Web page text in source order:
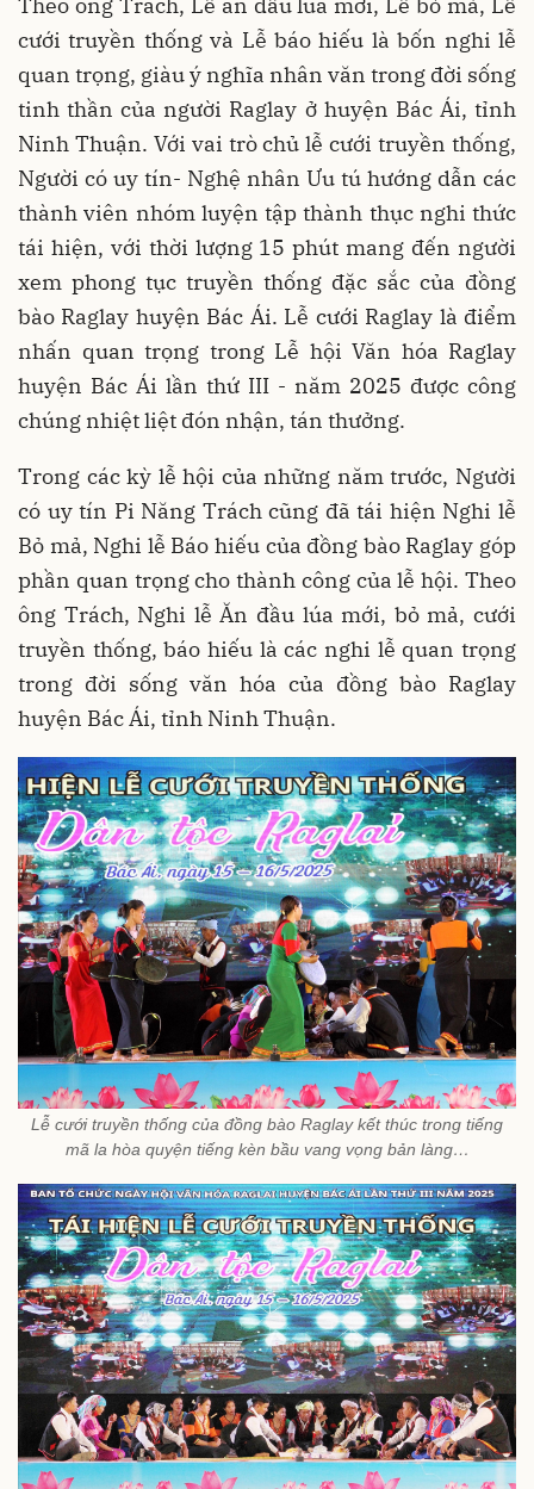
cưới truyền thống và Lễ báo hiếu là bốn nghi lễ
quan trọng, giàu ý nghĩa nhân văn trong đời sống
tinh thần của người Raglay ở huyện Bác Ái, tỉnh
Ninh Thuận. Với vai trò chủ lễ cưới truyền thống,
Người có uy tín- Nghệ nhân Ưu tú hướng dẫn các
thành viên nhóm luyện tập thành thục nghi thức
tái hiện, với thời lượng 15 phút mang đến người
xem phong tục truyền thống đặc sắc của đồng
bào Raglay huyện Bác Ái. Lễ cưới Raglay là điểm
nhấn quan trọng trong Lễ hội Văn hóa Raglay
huyện Bác Ái lần thứ III - năm 2025 được công
chúng nhiệt liệt đón nhận, tán thưởng.
Trong các kỳ lễ hội của những năm trước, Người
có uy tín Pi Năng Trách cũng đã tái hiện Nghi lễ
Bỏ mả, Nghi lễ Báo hiếu của đồng bào Raglay góp
phần quan trọng cho thành công của lễ hội. Theo
ông Trách, Nghi lễ Ăn đầu lúa mới, bỏ mả, cưới
truyền thống, báo hiếu là các nghi lễ quan trọng
trong đời sống văn hóa của đồng bào Raglay
huyện Bác Ái, tỉnh Ninh Thuận.
Lễ cưới truyền thống của đồng bào Raglay kết thúc trong tiếng
mã la hòa quyện tiếng kèn bầu vang vọng bản làng…